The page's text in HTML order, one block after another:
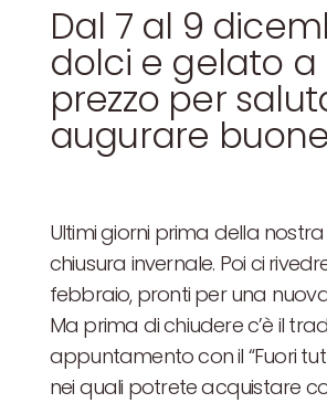
Dal 7 al 9
dolci e gelato
prezzo per
augurare
Ultimi giorni prima della
chiusura invernale. Poi ci
febbraio, pronti per una
Ma prima di chiudere c’è il
appuntamento con il “Fuori
nei quali potrete acquistare